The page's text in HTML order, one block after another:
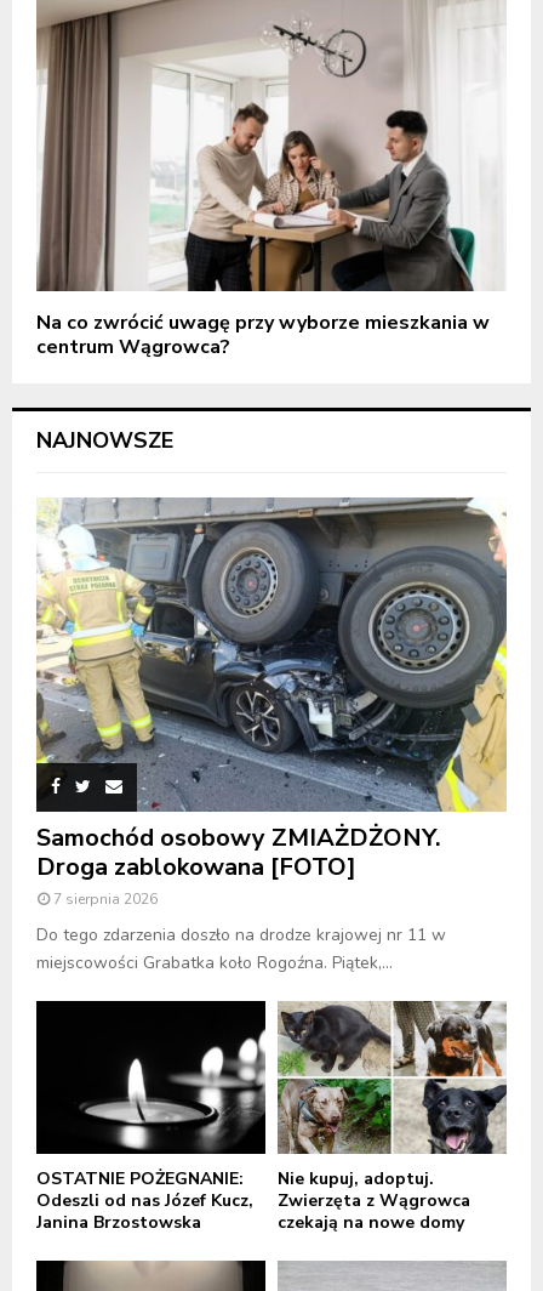
Na co zwrócić uwagę przy wyborze mieszkania w
centrum Wągrowca?
NAJNOWSZE
Samochód osobowy ZMIAŻDŻONY.
Droga zablokowana [FOTO]
7 sierpnia 2026
Do tego zdarzenia doszło na drodze krajowej nr 11 w
miejscowości Grabatka koło Rogoźna. Piątek,...
OSTATNIE POŻEGNANIE:
Odeszli od nas Józef Kucz,
Janina Brzostowska
Nie kupuj, adoptuj.
Zwierzęta z Wągrowca
czekają na nowe domy